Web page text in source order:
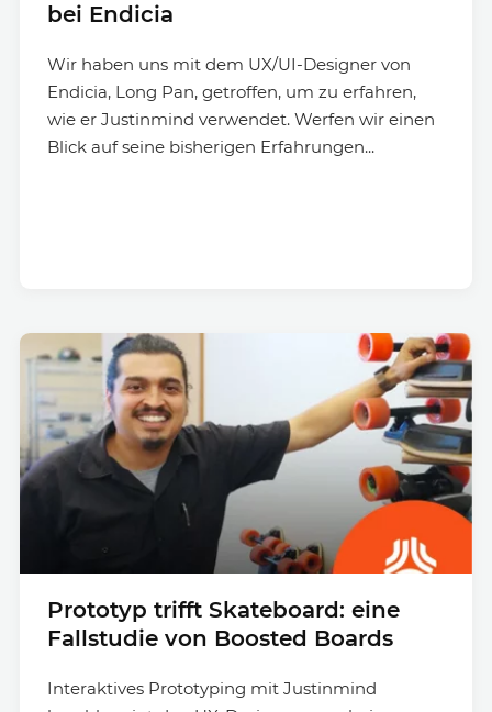
bei Endicia
Wir haben uns mit dem UX/UI-Designer von
Endicia, Long Pan, getroffen, um zu erfahren,
wie er Justinmind verwendet. Werfen wir einen
Blick auf seine bisherigen Erfahrungen...
Prototyp trifft Skateboard: eine
Fallstudie von Boosted Boards
Interaktives Prototyping mit Justinmind